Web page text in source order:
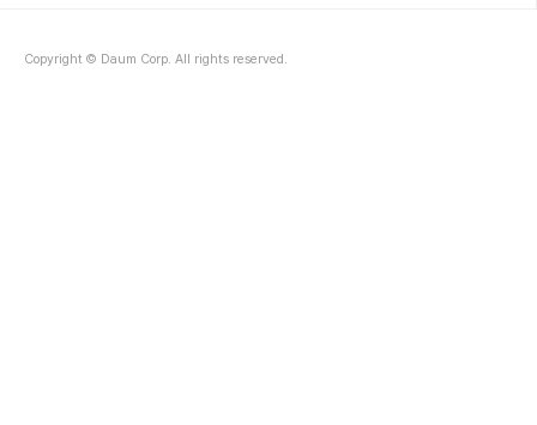
Copyright © Daum Corp. All rights reserved.